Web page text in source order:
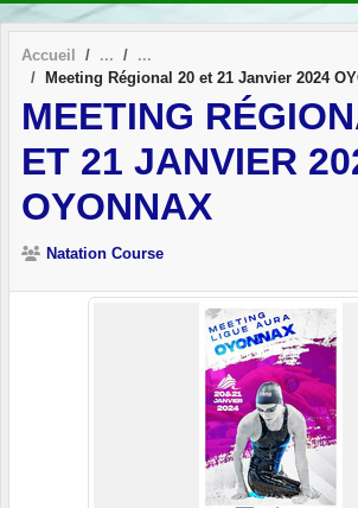
Accueil
Meeting Régional 20 et 21 Janvier 2024
MEETING
ET 21 JANVIER
OYONNAX
Natation Course